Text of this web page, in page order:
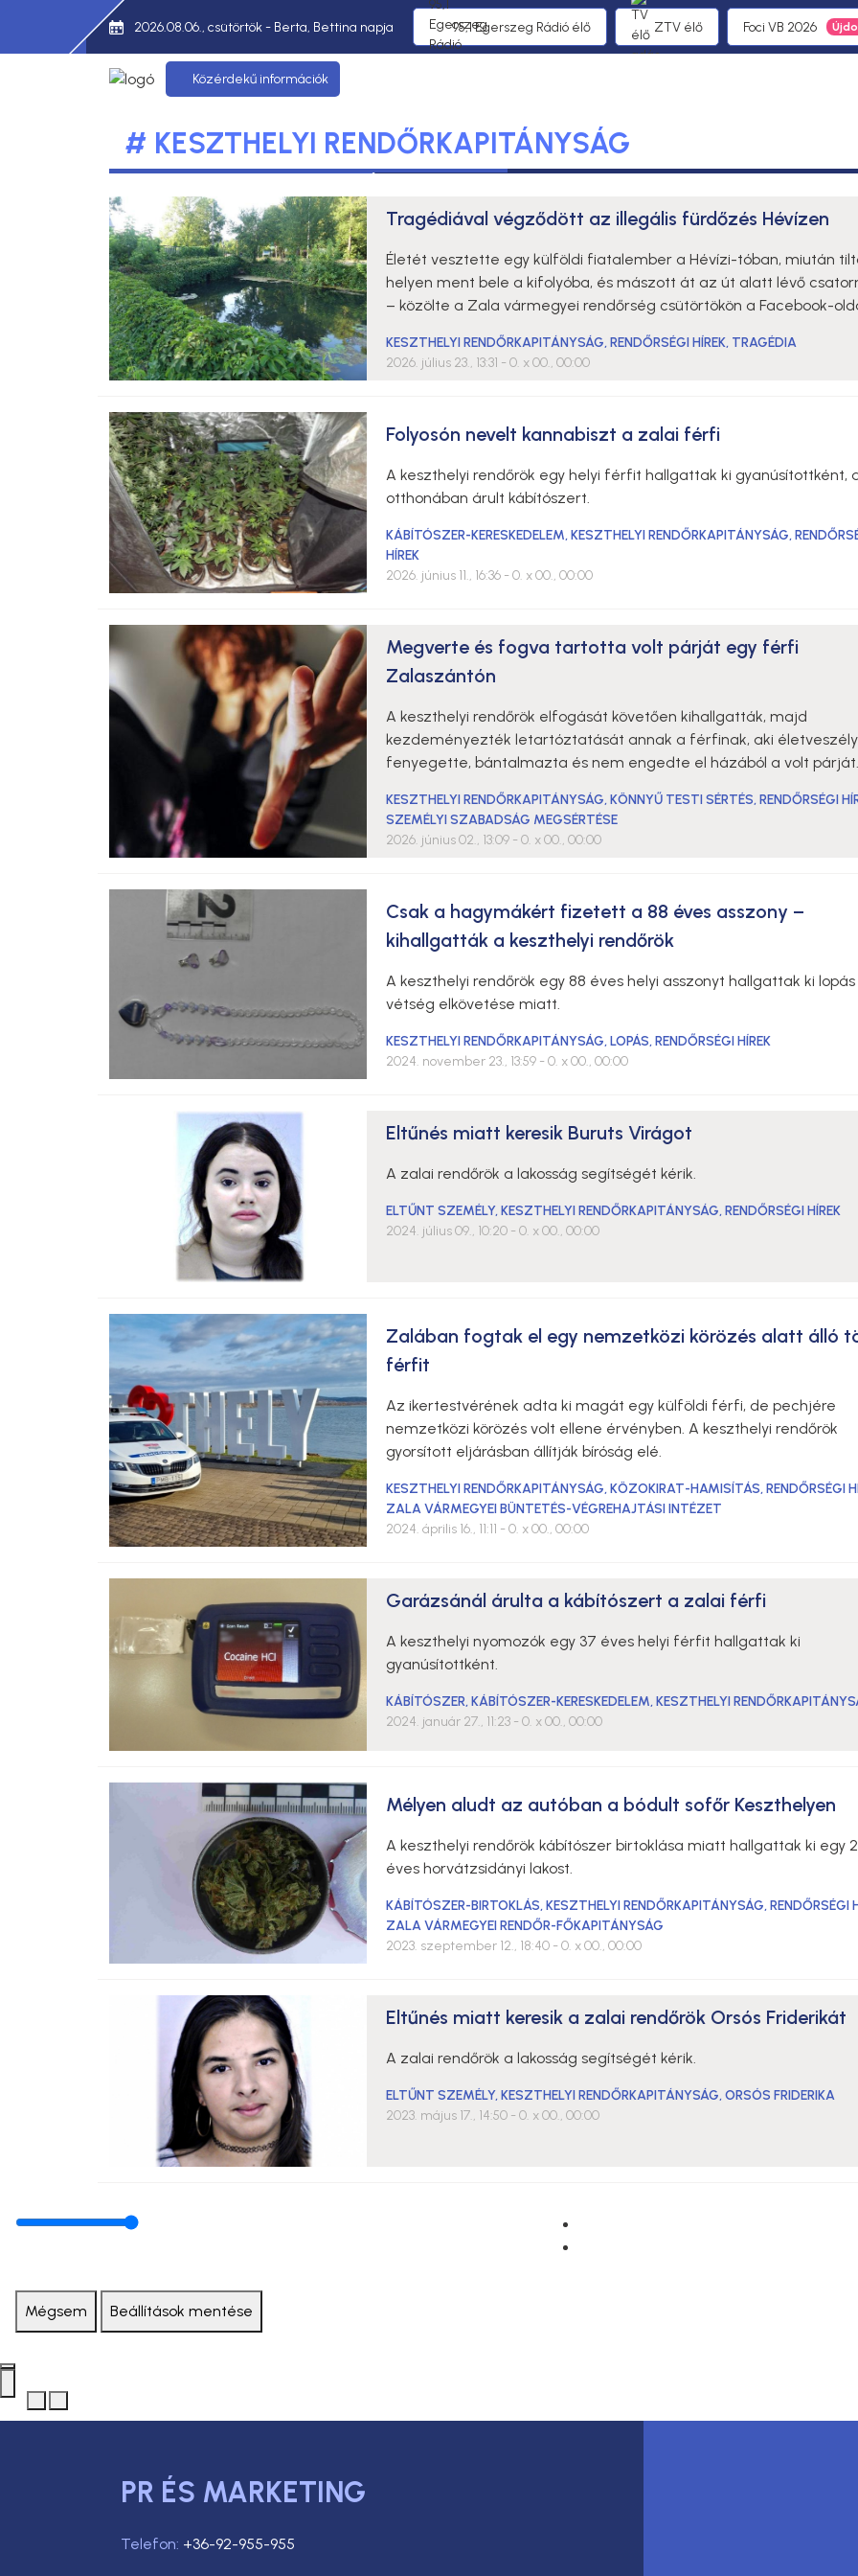
2026.08.06., csütörtök - Berta, Bettina napja 95,1 Egerszeg Rádió élő ZTV élő Foci VB 2026
Közérdekű információk
# KESZTHELYI RENDŐRKAPITÁNYSÁG
Tragédiával végződött az illegális fürdőzés Hévízen
Életét vesztette egy külföldi fiatalember a Hévízi-tóban, miután
helyen ment bele a kifolyóba, és mászott át az út alatt lévő
– közölte a Zala vármegyei rendőrség csütörtökön a Facebook-
KESZTHELYI RENDŐRKAPITÁNYSÁG,RENDŐRSÉGI HÍREK, TRAGÉDIA
2026. július 23., 13:31 - 0. x 00., 00:00
Folyosón nevelt kannabiszt a zalai férfi
A keszthelyi rendőrök egy helyi férfit hallgattak ki gyanúsítottként,
otthonában árult kábítószert.
KÁBÍTÓSZER-KERESKEDELEM,KESZTHELYI RENDŐRKAPITÁNYSÁG,
HÍREK
2026. június 11., 16:36 - 0. x 00., 00:00
Megverte és fogva tartotta volt párját egy férfi
Zalaszántón
A keszthelyi rendőrök elfogását követően kihallgatták, majd
kezdeményezték letartóztatását annak a férfinak, aki
fenyegette, bántalmazta és nem engedte el házából a volt párját.
KESZTHELYI RENDŐRKAPITÁNYSÁG,KÖNNYŰ TESTI SÉRTÉS,RENDŐRSÉGI
SZEMÉLYI SZABADSÁG MEGSÉRTÉSE
2026. június 02., 13:09 - 0. x 00., 00:00
Csak a hagymákért fizetett a 88 éves asszony –
kihallgatták a keszthelyi rendőrök
A keszthelyi rendőrök egy 88 éves helyi asszonyt hallgattak ki lopás
vétség elkövetése miatt.
KESZTHELYI RENDŐRKAPITÁNYSÁG,LOPÁS,RENDŐRSÉGI HÍREK
2024. november 23., 13:59 - 0. x 00., 00:00
Eltűnés miatt keresik Buruts Virágot
A zalai rendőrök a lakosság segítségét kérik.
ELTŰNT SZEMÉLY,KESZTHELYI RENDŐRKAPITÁNYSÁG,RENDŐRSÉGI HÍREK
2024. július 09., 10:20 - 0. x 00., 00:00
Zalában fogtak el egy nemzetközi körözés alatt álló
férfit
Az ikertestvérének adta ki magát egy külföldi férfi, de pechjére
nemzetközi körözés volt ellene érvényben. A keszthelyi rendőrök
gyorsított eljárásban állítják bíróság elé.
KESZTHELYI RENDŐRKAPITÁNYSÁG,KÖZOKIRAT-HAMISÍTÁS,RENDŐRSÉGI
ZALA VÁRMEGYEI BÜNTETÉS-VÉGREHAJTÁSI INTÉZET
2024. április 16., 11:11 - 0. x 00., 00:00
Garázsánál árulta a kábítószert a zalai férfi
A keszthelyi nyomozók egy 37 éves helyi férfit hallgattak ki
gyanúsítottként.
KÁBÍTÓSZER,KÁBÍTÓSZER-KERESKEDELEM,KESZTHELYI
2024. január 27., 11:23 - 0. x 00., 00:00
Mélyen aludt az autóban a bódult sofőr Keszthelyen
A keszthelyi rendőrök kábítószer birtoklása miatt hallgattak ki egy
éves horvátzsidányi lakost.
KÁBÍTÓSZER-BIRTOKLÁS,KESZTHELYI RENDŐRKAPITÁNYSÁG,RENDŐRSÉGI
ZALA VÁRMEGYEI RENDŐR-FŐKAPITÁNYSÁG
2023. szeptember 12., 18:40 - 0. x 00., 00:00
Eltűnés miatt keresik a zalai rendőrök Orsós Friderikát
A zalai rendőrök a lakosság segítségét kérik.
ELTŰNT SZEMÉLY,KESZTHELYI RENDŐRKAPITÁNYSÁG,ORSÓS FRIDERIKA
2023. május 17., 14:50 - 0. x 00., 00:00
Mégsem Beállítások mentése
PR ÉS MARKETING
Telefon: +36-92-955-955